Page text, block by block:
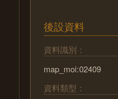
後設資料
資料識別：
map_moi:02409
資料類型：